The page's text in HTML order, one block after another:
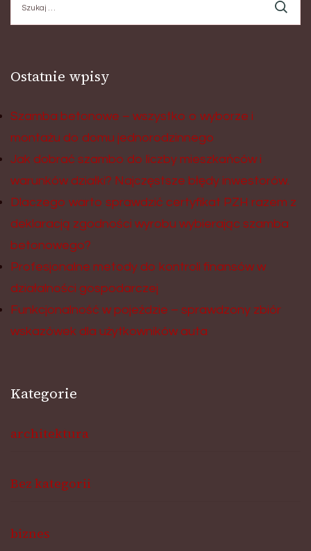
Ostatnie wpisy
Szamba betonowe – wszystko o wyborze i
montażu do domu jednorodzinnego
Jak dobrać szambo do liczby mieszkańców i
warunków działki? Najczęstsze błędy inwestorów.
Dlaczego warto sprawdzić certyfikat PZH razem z
deklaracją zgodności wyrobu wybierając szamba
betonowego?
Profesjonalne metody do kontroli finansów w
działalności gospodarczej
Funkcjonalność w pojeździe – sprawdzony zbiór
wskazówek dla użytkowników auta
Kategorie
architektura
Bez kategorii
biznes